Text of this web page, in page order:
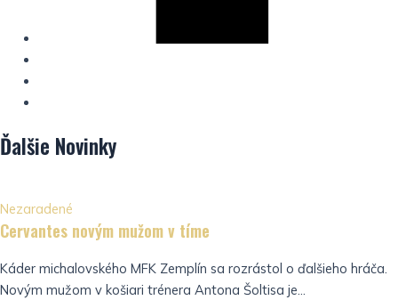
Ďalšie Novinky
Nezaradené
Cervantes novým mužom v tíme
Káder michalovského MFK Zemplín sa rozrástol o ďalšieho hráča.
Novým mužom v košiari trénera Antona Šoltisa je...